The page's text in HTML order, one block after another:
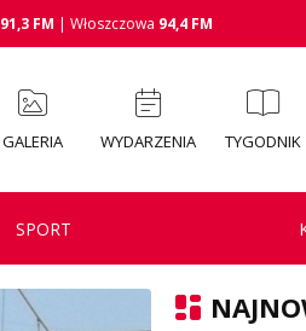
91,3 FM | Włoszczowa 94,4 FM
GALERIA WYDARZENIA TYGODNIK
SPORT